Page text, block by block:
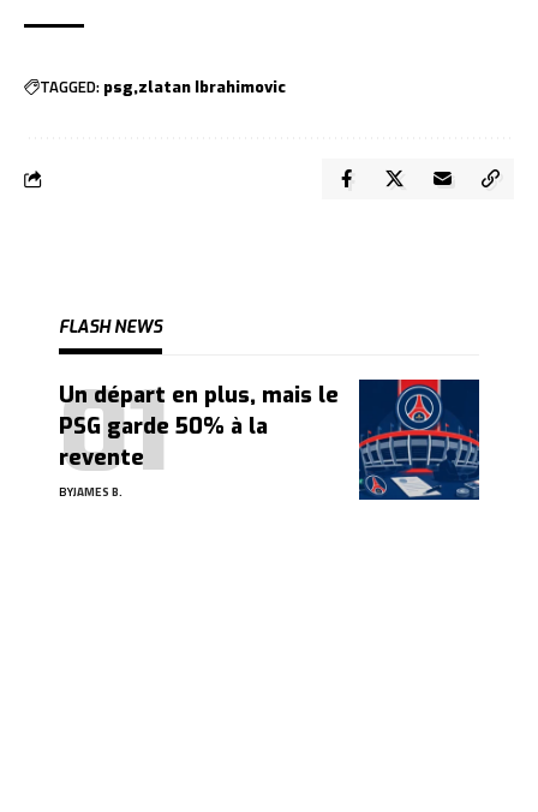
TAGGED: psg zlatan Ibrahimovic
FLASH NEWS
Un départ en plus, mais le
PSG garde 50% à la
revente
BYJAMES B.